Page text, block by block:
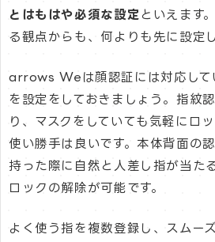
とはもはや必須な設定 といえます
る観点からも、何よりも先に設定
arrows Weは顔認証には対応して
を設定をしておきましょう。指紋
り、マスクをしていても気軽にロ
使い勝手は良いです。本体背面の
持った際に自然と人差し指が当た
ロックの解除が可能です。
よく使う指を複数登録し、スムー